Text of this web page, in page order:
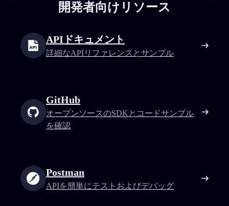
開発者向けリソース
APIドキュメント
詳細なAPIリファレンスとサンプル
GitHub
オープンソースのSDKとコードサンプル
を確認
Postman
APIを簡単にテストおよびデバッグ